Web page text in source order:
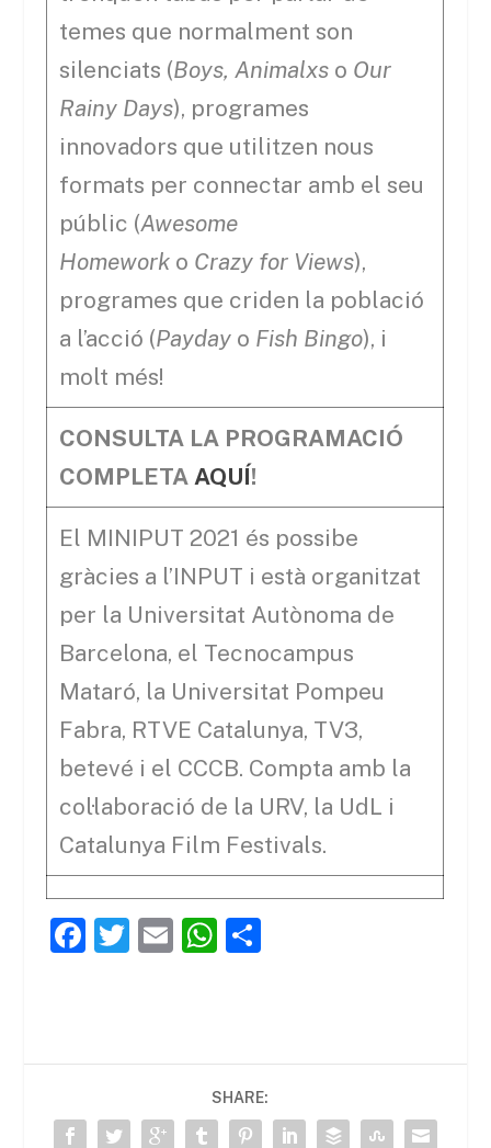
temes que normalment son
silenciats (Boys, Animalxso Our
Rainy Days), programes
innovadors que utilitzen nous
formats per connectar amb el seu
públic (Awesome
Homeworko Crazy for Views),
programes que criden la població
a l’acció (Paydayo Fish Bingo), i
molt més!
CONSULTA LA PROGRAMACIÓ
COMPLETA AQUÍ!
El MINIPUT 2021 és possibe
gràcies a l’INPUT i està organitzat
per la Universitat Autònoma de
Barcelona, el Tecnocampus
Mataró, la Universitat Pompeu
Fabra, RTVE Catalunya, TV3,
betevé i el CCCB. Compta amb la
col·laboració de la URV, la UdL i
Catalunya Film Festivals.
F
b
o
T
E
W
A
p
ar
te
SHARE: